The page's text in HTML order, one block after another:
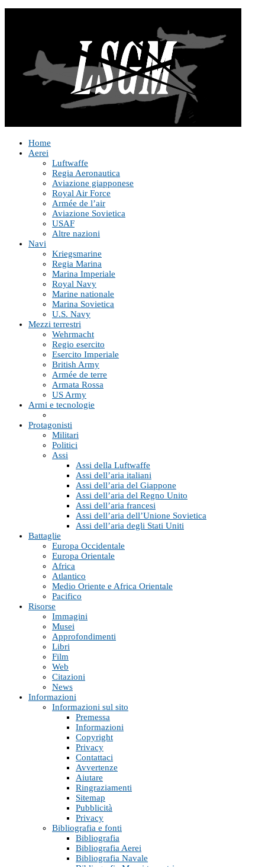
Home
Aerei
Luftwaffe
Regia Aeronautica
Aviazione giapponese
Royal Air Force
Armée de l’air
Aviazione Sovietica
USAF
Altre nazioni
Navi
Kriegsmarine
Regia Marina
Marina Imperiale
Royal Navy
Marine nationale
Marina Sovietica
U.S. Navy
Mezzi terrestri
Wehrmacht
Regio esercito
Esercito Imperiale
British Army
Armée de terre
Armata Rossa
US Army
Armi e tecnologie
Protagonisti
Militari
Politici
Assi
Assi della Luftwaffe
Assi dell’aria italiani
Assi dell’aria del Giappone
Assi dell’aria del Regno Unito
Assi dell’aria francesi
Assi dell’aria dell’Unione Sovietica
Assi dell’aria degli Stati Uniti
Battaglie
Europa Occidentale
Europa Orientale
Africa
Atlantico
Medio Oriente e Africa Orientale
Pacifico
Risorse
Immagini
Musei
Approfondimenti
Libri
Film
Web
Citazioni
News
Informazioni
Informazioni sul sito
Premessa
Informazioni
Copyright
Privacy
Contattaci
Avvertenze
Aiutare
Ringraziamenti
Sitemap
Pubblicità
Privacy
Bibliografia e fonti
Bibliografia
Bibliografia Aerei
Bibliografia Navale